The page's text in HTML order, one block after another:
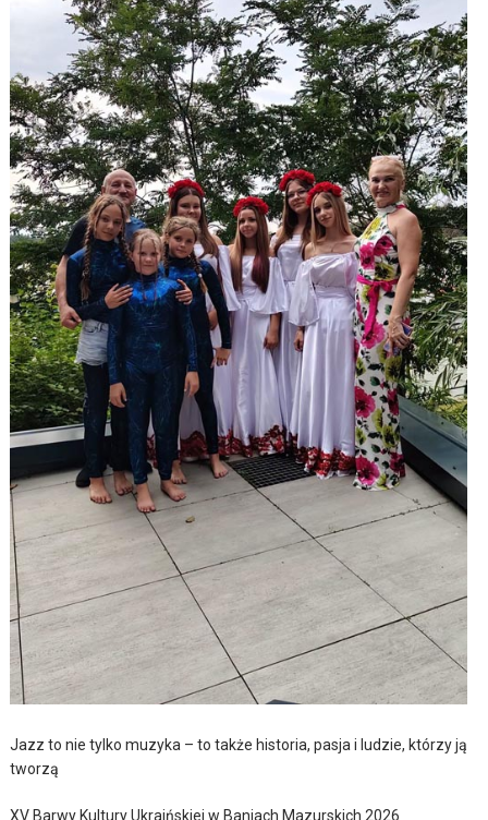
Jazz to nie tylko muzyka – to także historia, pasja i ludzie, którzy ją
tworzą
XV Barwy Kultury Ukraińskiej w Baniach Mazurskich 2026